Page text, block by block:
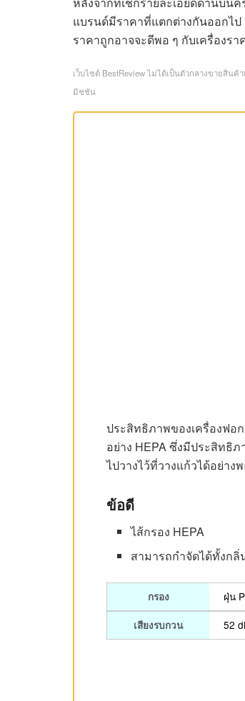
แบรนด์มีราคาที่แตกต่างกันออกไป
ราคาถูกอาจจะดีพอ ๆ กับเครื่องร
เว็บไซต์ BestReview ไม่ได้เป็นตัวกลางขายสิน
มิชชัน
ประสิทธิภาพของเครื่องฟอ
อย่าง HEPA ซึ่งมีประสิทธิ
ไปวางไว้ที่วางแก้วได้อย่า
ข้อดี
ไส้กรอง HEPA
สามารถกำจัดได้ทั้งกลิ่
กรอง ฝุ่น
เสียงรบกวน 52